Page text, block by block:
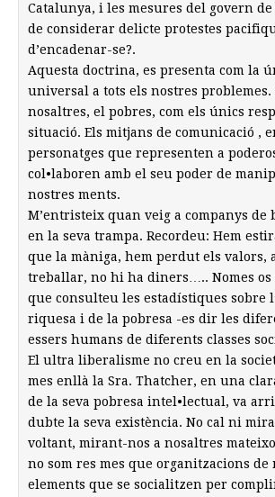
Catalunya, i les mesures del govern de
de considerar delicte protestes
d’encadenar-se?.
Aquesta doctrina, es presenta com la
universal a tots els nostres problemes.
nosaltres, el pobres, com els únics
situació. Els mitjans de comunicació ,
personatges que representen a
col•laboren amb el seu poder de
nostres ments.
M’entristeix quan veig a companys de
en la seva trampa. Recordeu: Hem
que la màniga, hem perdut els valors,
treballar, no hi ha diners….. Nomes
que consulteu les estadístiques sobre
riquesa i de la pobresa -es dir les
essers humans de diferents classes
El ultra liberalisme no creu en la
mes enllà la Sra. Thatcher, en una
de la seva pobresa intel•lectual, va
dubte la seva existència. No cal ni
voltant, mirant-nos a nosaltres
no som res mes que organitzacions
elements que se socialitzen per